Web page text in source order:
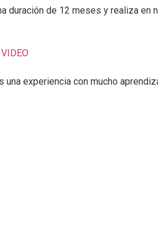
duración de 12 meses y realiza
una experiencia con mucho